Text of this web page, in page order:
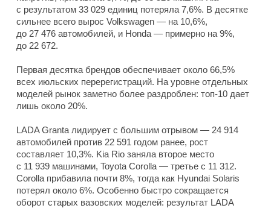
с результатом 33 029 единиц потеряла 7,6%. В десятке
сильнее всего вырос Volkswagen — на 10,6%,
до 27 476 автомобилей, и Honda — примерно на 9%,
до 22 672.
Первая десятка брендов обеспечивает около 66,5%
всех июльских перерегистраций. На уровне отдельных
моделей рынок заметно более раздроблен: топ-10 дает
лишь около 20%.
LADA Granta лидирует с большим отрывом — 24 914
автомобилей против 22 591 годом ранее, рост
составляет 10,3%. Kia Rio заняла второе место
с 11 939 машинами, Toyota Corolla — третье с 11 312.
Corolla прибавила почти 8%, тогда как Hyundai Solaris
потерял около 6%. Особенно быстро сокращается
оборот старых вазовских моделей: результат LADA